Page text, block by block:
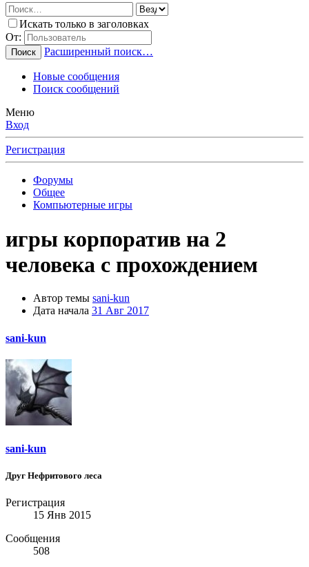
Искать только в заголовках
От:
Поиск Расширенный поиск…
Новые сообщения
Поиск сообщений
Меню
Вход
Регистрация
Форумы
Общее
Компьютерные игры
игры корпоратив на 2
человека с прохождением
Автор темы sani-kun
Дата начала 31 Авг 2017
sani-kun
sani-kun
Друг Нефритового леса
Регистрация
15 Янв 2015
Сообщения
508